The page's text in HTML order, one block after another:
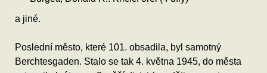
a jiné.
Poslední město, které 101. obsadila, byl samotný
Berchtesgaden. Stalo se tak 4. května 1945, do města